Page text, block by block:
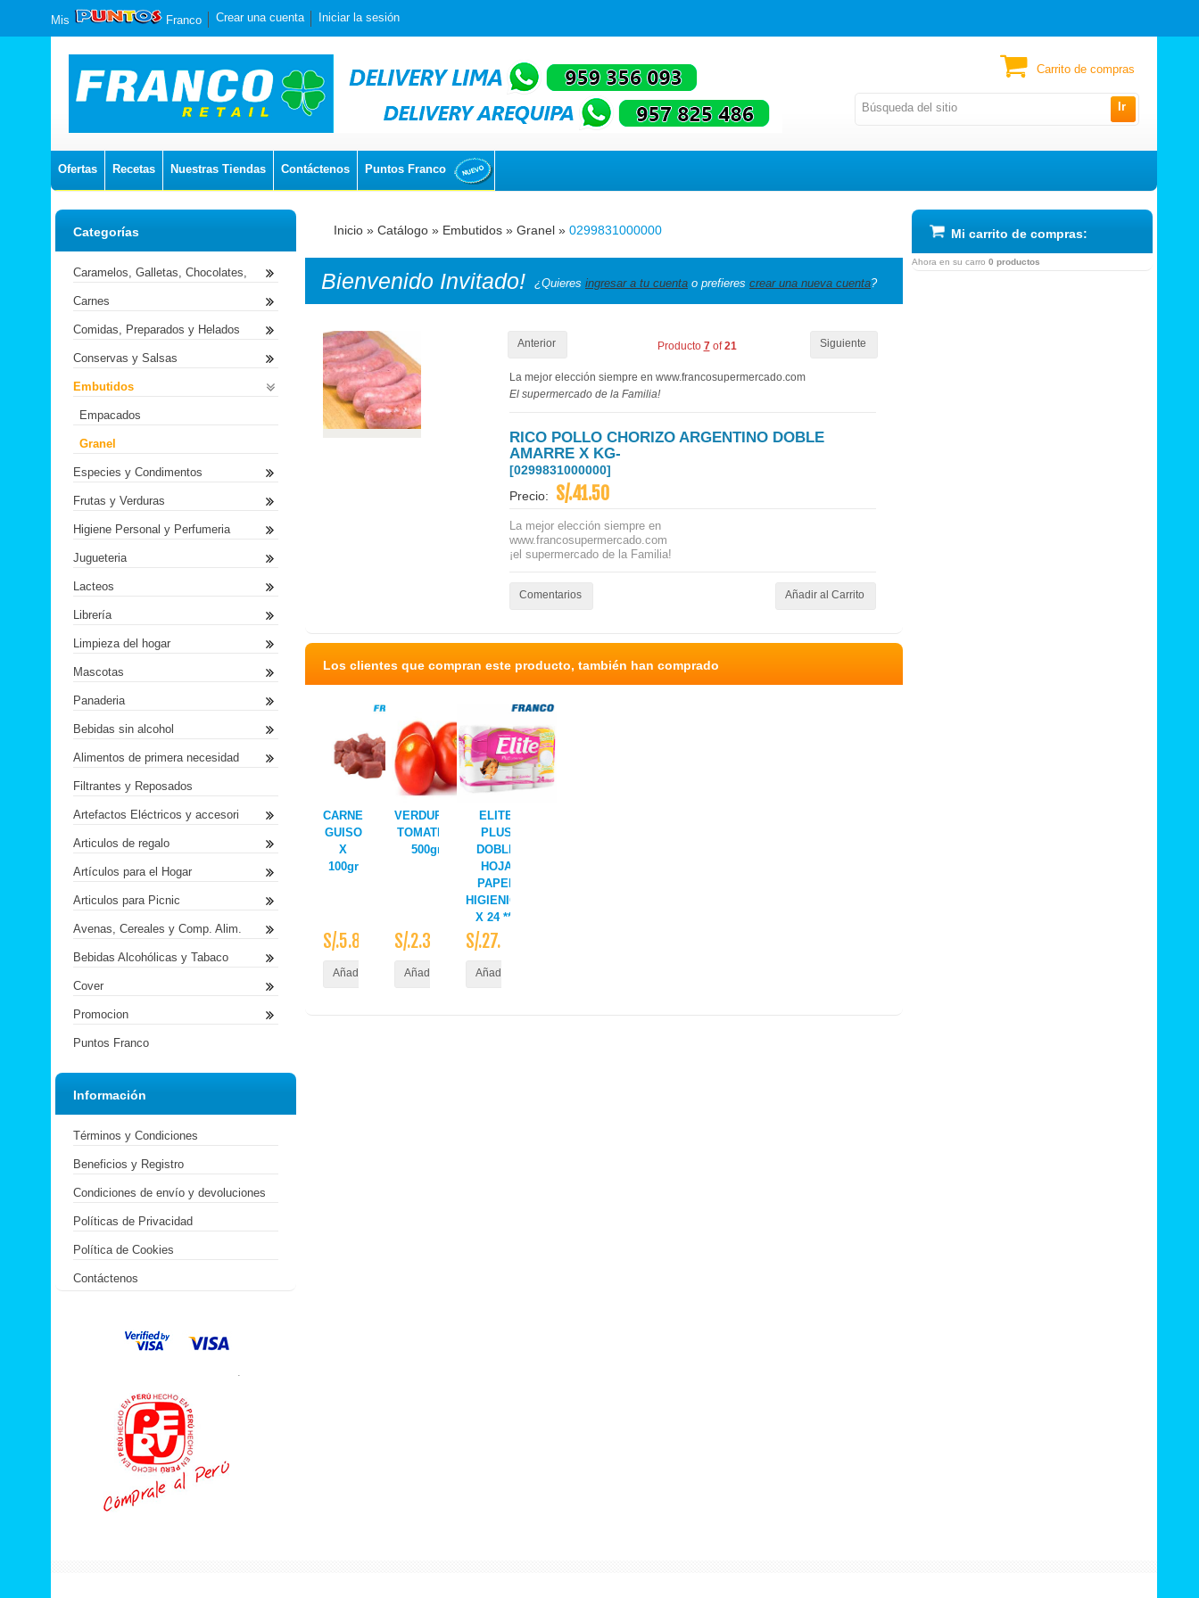
Ir
Mis Franco Crear una cuenta Iniciar la sesión
Ofertas Recetas Nuestras Tiendas Contáctenos Puntos Franco
Carrito de compras
Inicio » Catálogo » Embutidos » Granel » 0299831000000
Bienvenido Invitado! ¿Quieres ingresar a tu cuenta o prefieres crear una nueva cuenta?
Anterior Siguiente
Producto 7of21
La mejor elección siempre en www.francosupermercado.com
El supermercado de la Familia!
RICO POLLO CHORIZO ARGENTINO DOBLE
AMARRE X KG-
[0299831000000]
Precio: S/.41.50
La mejor elección siempre en
www.francosupermercado.com
¡el supermercado de la Familia!
Comentarios Añadir al Carrito
Los clientes que compran este producto, también han comprado
CARNE
GUISO
X
100gr
S/.5.80
Añadir al Carrito
VERDURAS
TOMATE X
500gr
S/.2.35
Añadir al Carrito
ELITE
PLUS
DOBLE
HOJA
PAPEL
HIGIENICO
X 24 ***
S/.27.50
Añadir al Carrito
Categorías
Caramelos, Galletas, Chocolates,
Carnes
Comidas, Preparados y Helados
Conservas y Salsas
Embutidos
Empacados
Granel
Especies y Condimentos
Frutas y Verduras
Higiene Personal y Perfumeria
Jugueteria
Lacteos
Librería
Limpieza del hogar
Mascotas
Panaderia
Bebidas sin alcohol
Alimentos de primera necesidad
Filtrantes y Reposados
Artefactos Eléctricos y accesori
Articulos de regalo
Artículos para el Hogar
Articulos para Picnic
Avenas, Cereales y Comp. Alim.
Bebidas Alcohólicas y Tabaco
Cover
Promocion
Puntos Franco
Información
Términos y Condiciones
Beneficios y Registro
Condiciones de envío y devoluciones
Políticas de Privacidad
Política de Cookies
Contáctenos
.
Mi carrito de compras:
Ahora en su carro 0 productos